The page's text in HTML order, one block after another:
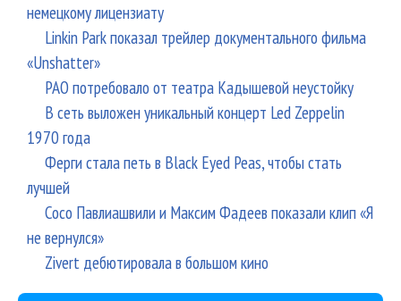
немецкому лицензиату
Linkin Park показал трейлер документального фильма
«Unshatter»
РАО потребовало от театра Кадышевой неустойку
В сеть выложен уникальный концерт Led Zeppelin
1970 года
Ферги стала петь в Black Eyed Peas, чтобы стать
лучшей
Сосо Павлиашвили и Максим Фадеев показали клип «Я
не вернулся»
Zivert дебютировала в большом кино